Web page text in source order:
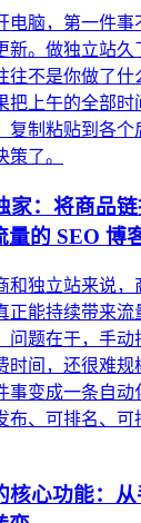
电脑，第一件
新。做独立站
往不是你做了
把上午的全部
复制粘贴到各
策了。
家：将商品
量的 SEO 博
和独立站来说，
正能持续带来
问题在于，手
时间，还很难规
事变成一条自动
布、可排名、可
核心功能：